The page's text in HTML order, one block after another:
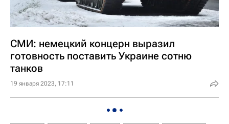
СМИ: немецкий концерн выразил
готовность поставить Украине сотню
танков
19 января 2023, 17:11